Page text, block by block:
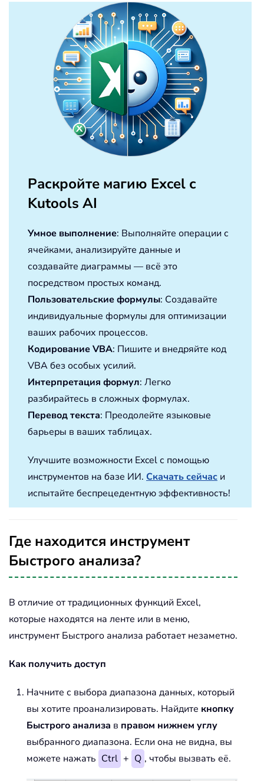
Раскройте магию Excel с
Kutools AI
Умное выполнение: Выполняйте операции с
ячейками, анализируйте данные и
создавайте диаграммы — всё это
посредством простых команд.
Пользовательские формулы: Создавайте
индивидуальные формулы для оптимизации
ваших рабочих процессов.
Кодирование VBA: Пишите и внедряйте код
VBA без особых усилий.
Интерпретация формул: Легко
разбирайтесь в сложных формулах.
Перевод текста: Преодолейте языковые
барьеры в ваших таблицах.
Улучшите возможности Excel с помощью
инструментов на базе ИИ. Скачать сейчас и
испытайте беспрецедентную эффективность!
Где находится инструмент
Быстрого анализа?
В отличие от традиционных функций Excel,
которые находятся на ленте или в меню,
инструмент Быстрого анализа работает незаметно.
Как получить доступ
Начните с выбора диапазона данных, который
вы хотите проанализировать. Найдите кнопку
Быстрого анализа в правом нижнем углу
выбранного диапазона. Если она не видна, вы
можете нажать Ctrl + Q , чтобы вызвать её.